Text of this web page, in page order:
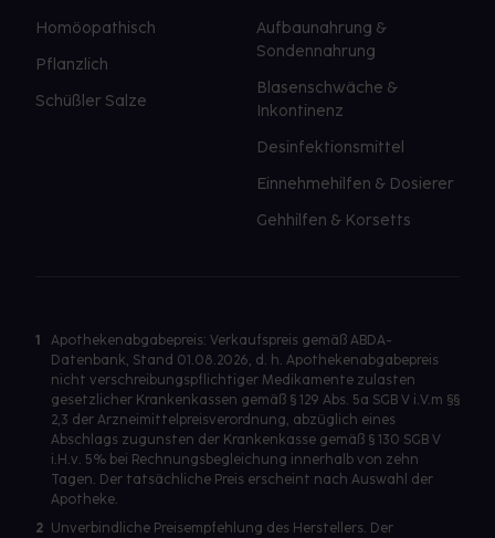
Homöopathisch
Pflanzlich
Schüßler Salze
Aufbaunahrung &
Sondennahrung
Blasenschwäche &
Inkontinenz
Desinfektionsmittel
Einnehmehilfen & Dosierer
Gehhilfen & Korsetts
1
Apothekenabgabepreis: Verkaufspreis gemäß ABDA-
Datenbank, Stand 01.08.2026, d. h. Apothekenabgabepreis
nicht verschreibungspflichtiger Medikamente zulasten
gesetzlicher Krankenkassen gemäß § 129 Abs. 5a SGB V i.V.m §§
2,3 der Arzneimittelpreisverordnung, abzüglich eines
Abschlags zugunsten der Krankenkasse gemäß § 130 SGB V
i.H.v. 5% bei Rechnungsbegleichung innerhalb von zehn
Tagen. Der tatsächliche Preis erscheint nach Auswahl der
Apotheke.
2 Unverbindliche Preisempfehlung des Herstellers. Der